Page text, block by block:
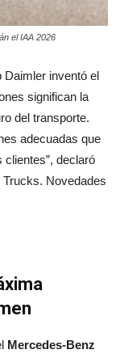
el IAA 2026
Daimler inventó el
significan la
del transporte.
adecuadas que
declaró
Novedades
Mercedes-Benz